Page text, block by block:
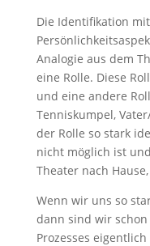
Die Identifikation
Analogie aus dem
eine Rolle. Diese
und eine andere
Tenniskumpel,
der Rolle so stark
nicht möglich ist
Theater nach
Wenn wir uns so
dann sind wir
Prozesses eigentlich